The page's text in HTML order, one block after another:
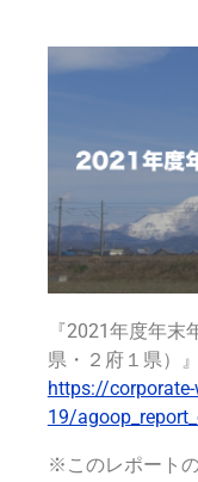
『2021年度年
県・２府１県）
https://
19/
※このレポート